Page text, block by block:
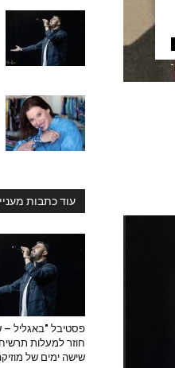
עוד כתבות
פסטיבל "באגליל –
חוזר למעלות
שישה ימים של